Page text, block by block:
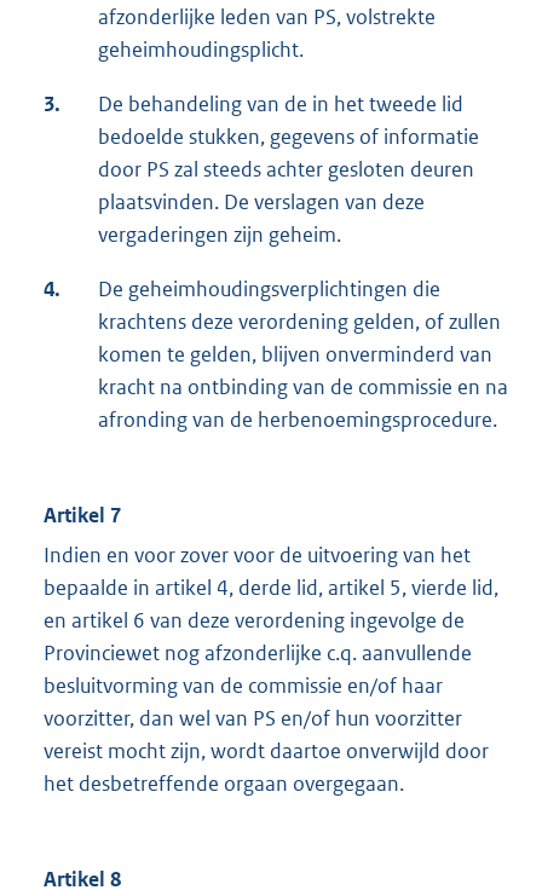
afzonderlijke leden van PS, volstrekte
geheimhoudingsplicht.
3.
De behandeling van de in het tweede lid
bedoelde stukken, gegevens of informatie
door PS zal steeds achter gesloten deuren
plaatsvinden. De verslagen van deze
vergaderingen zijn geheim.
4.
De geheimhoudingsverplichtingen die
krachtens deze verordening gelden, of zullen
komen te gelden, blijven onverminderd van
kracht na ontbinding van de commissie en na
afronding van de herbenoemingsprocedure.
Artikel 7
Indien en voor zover voor de uitvoering van het
bepaalde in artikel 4, derde lid, artikel 5, vierde lid,
en artikel 6 van deze verordening ingevolge de
Provinciewet nog afzonderlijke c.q. aanvullende
besluitvorming van de commissie en/of haar
voorzitter, dan wel van PS en/of hun voorzitter
vereist mocht zijn, wordt daartoe onverwijld door
het desbetreffende orgaan overgegaan.
Artikel 8